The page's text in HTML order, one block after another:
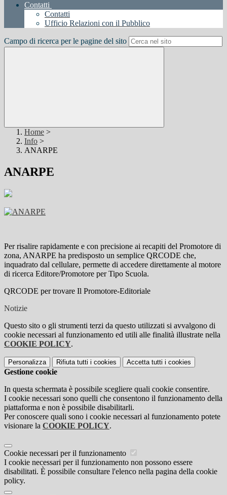
Contatti
Contatti
Ufficio Relazioni con il Pubblico
Campo di ricerca per le pagine del sito
Home >
Info >
ANARPE
ANARPE
Per risalire rapidamente e con precisione ai recapiti del Promotore di
zona, ANARPE ha predisposto un semplice QRCODE che,
inquadrato dal cellulare, permette di accedere direttamente al motore
di ricerca Editore/Promotore per Tipo Scuola.
QRCODE per trovare Il Promotore-Editoriale
Notizie
Questo sito o gli strumenti terzi da questo utilizzati si avvalgono di
cookie necessari al funzionamento ed utili alle finalità illustrate nella
COOKIE POLICY.
Personalizza Rifiuta tutti i cookies Accetta tutti i cookies
Gestione cookie
In questa schermata è possibile scegliere quali cookie consentire.
I cookie necessari sono quelli che consentono il funzionamento della
piattaforma e non è possibile disabilitarli.
Per conoscere quali sono i cookie necessari al funzionamento potete
visionare la COOKIE POLICY.
Cookie necessari per il funzionamento
I cookie necessari per il funzionamento non possono essere
disabilitati. È possibile consultare l'elenco nella pagina della cookie
policy.